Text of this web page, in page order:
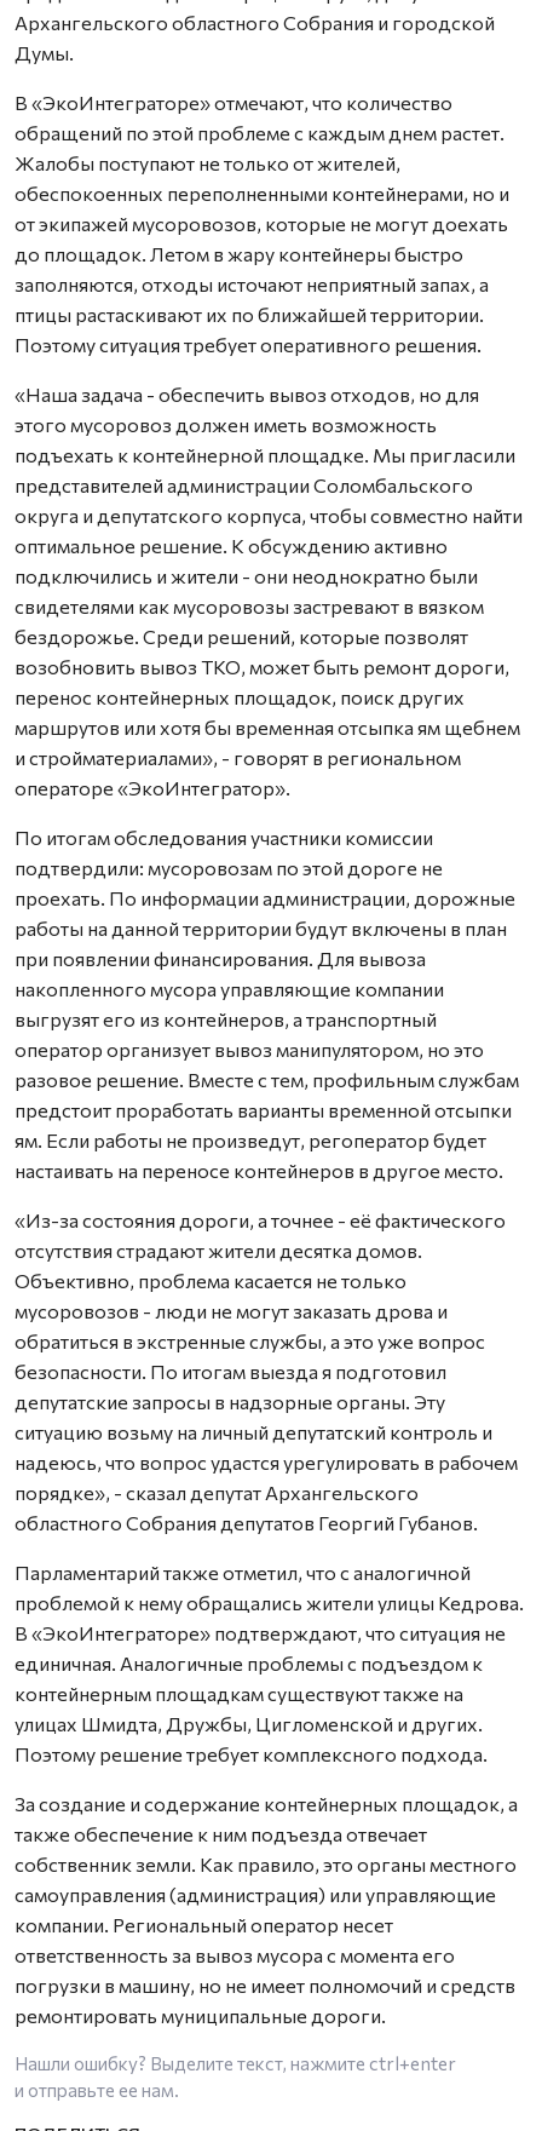
Архангельского областного Собрания и городской
Думы.
В «ЭкоИнтеграторе» отмечают, что количество
обращений по этой проблеме с каждым днем растет.
Жалобы поступают не только от жителей,
обеспокоенных переполненными контейнерами, но и
от экипажей мусоровозов, которые не могут доехать
до площадок. Летом в жару контейнеры быстро
заполняются, отходы источают неприятный запах, а
птицы растаскивают их по ближайшей территории.
Поэтому ситуация требует оперативного решения.
«Наша задача - обеспечить вывоз отходов, но для
этого мусоровоз должен иметь возможность
подъехать к контейнерной площадке. Мы пригласили
представителей администрации Соломбальского
округа и депутатского корпуса, чтобы совместно найти
оптимальное решение. К обсуждению активно
подключились и жители - они неоднократно были
свидетелями как мусоровозы застревают в вязком
бездорожье. Среди решений, которые позволят
возобновить вывоз ТКО, может быть ремонт дороги,
перенос контейнерных площадок, поиск других
маршрутов или хотя бы временная отсыпка ям щебнем
и стройматериалами», - говорят в региональном
операторе «ЭкоИнтегратор».
По итогам обследования участники комиссии
подтвердили: мусоровозам по этой дороге не
проехать. По информации администрации, дорожные
работы на данной территории будут включены в план
при появлении финансирования. Для вывоза
накопленного мусора управляющие компании
выгрузят его из контейнеров, а транспортный
оператор организует вывоз манипулятором, но это
разовое решение. Вместе с тем, профильным службам
предстоит проработать варианты временной отсыпки
ям. Если работы не произведут, регоператор будет
настаивать на переносе контейнеров в другое место.
«Из-за состояния дороги, а точнее - её фактического
отсутствия страдают жители десятка домов.
Объективно, проблема касается не только
мусоровозов - люди не могут заказать дрова и
обратиться в экстренные службы, а это уже вопрос
безопасности. По итогам выезда я подготовил
депутатские запросы в надзорные органы. Эту
ситуацию возьму на личный депутатский контроль и
надеюсь, что вопрос удастся урегулировать в рабочем
порядке», - сказал депутат Архангельского
областного Собрания депутатов Георгий Губанов.
Парламентарий также отметил, что с аналогичной
проблемой к нему обращались жители улицы Кедрова.
В «ЭкоИнтеграторе» подтверждают, что ситуация не
единичная. Аналогичные проблемы с подъездом к
контейнерным площадкам существуют также на
улицах Шмидта, Дружбы, Цигломенской и других.
Поэтому решение требует комплексного подхода.
За создание и содержание контейнерных площадок, а
также обеспечение к ним подъезда отвечает
собственник земли. Как правило, это органы местного
самоуправления (администрация) или управляющие
компании. Региональный оператор несет
ответственность за вывоз мусора с момента его
погрузки в машину, но не имеет полномочий и средств
ремонтировать муниципальные дороги.
Нашли ошибку? Выделите текст, нажмите ctrl+enter
и отправьте ее нам.